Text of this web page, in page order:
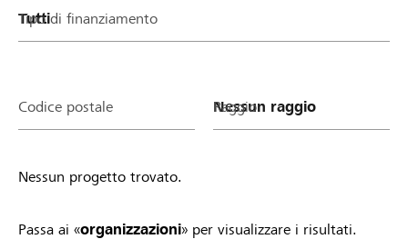
Tipo di finanziamento
Codice postale Raggio
Nessun progetto trovato.
Passa ai «organizzazioni» per visualizzare i risultati.